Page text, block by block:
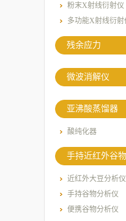
粉末X射线衍射仪
多功能X射线衍射
残余应力
微波消解仪
亚沸酸蒸馏器
酸纯化器
手持近红外谷
近红外大豆分析仪
手持谷物分析仪
便携谷物分析仪